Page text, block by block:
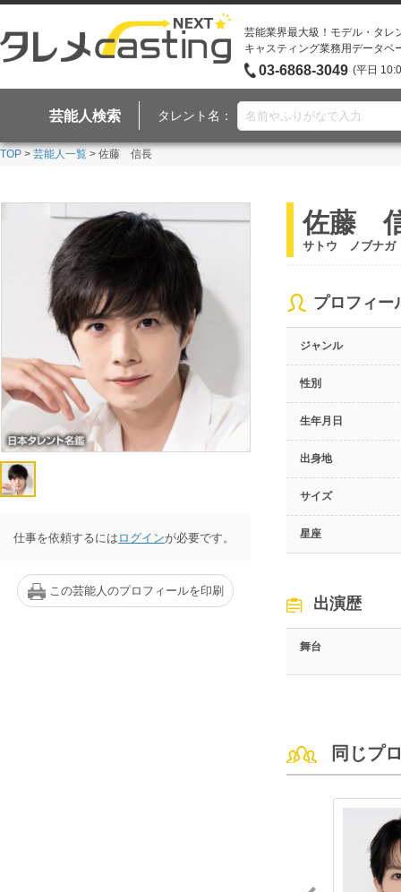
芸能業界最大級！モデル・タレ
キャスティング業務用データベ
03-6868-3049 (平日
芸能人検索 タレント名：
TOP > 芸能人一覧 > 佐藤 信長
仕事を依頼するには ログインが必要です。
この芸能人のプロフィールを印刷
佐藤
サトウ ノブナガ
プロフィー
ジャンル
性別
生年月日
出身地
サイズ
星座
出演歴
舞台
同じプ